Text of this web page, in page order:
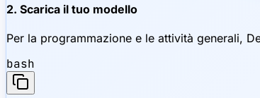
2. Scarica il tuo modello
Per la programmazione e le attività generali,
bash